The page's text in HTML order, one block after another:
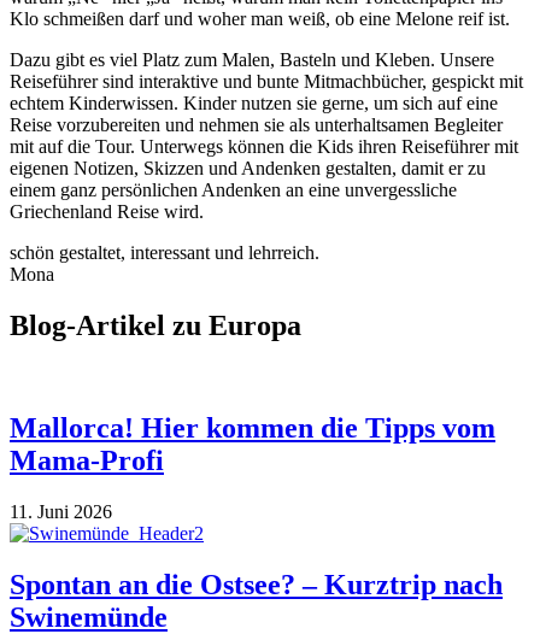
Klo schmeißen darf und woher man weiß, ob eine Melone reif ist.
Dazu gibt es viel Platz zum Malen, Basteln und Kleben. Unsere
Reiseführer sind interaktive und bunte Mitmachbücher, gespickt mit
echtem Kinderwissen. Kinder nutzen sie gerne, um sich auf eine
Reise vorzubereiten und nehmen sie als unterhaltsamen Begleiter
mit auf die Tour. Unterwegs können die Kids ihren Reiseführer mit
eigenen Notizen, Skizzen und Andenken gestalten, damit er zu
einem ganz persönlichen Andenken an eine unvergessliche
Griechenland Reise wird.
schön gestaltet, interessant und lehrreich.
Mona
Blog-Artikel zu Europa
Mallorca! Hier kommen die Tipps vom
Mama-Profi
11. Juni 2026
Spontan an die Ostsee? – Kurztrip nach
Swinemünde